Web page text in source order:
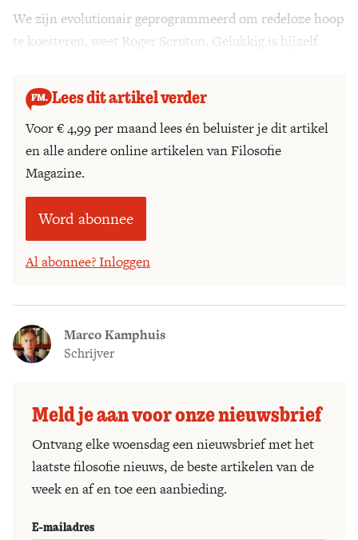
Zoek
We zijn evolutionair geprogrammeerd om redeloze hoop
te koesteren, weet Roger Scruton. Gelukkig is hijzelf
Lees dit artikel verder
Voor € 4,99 per maand lees én beluister je dit artikel
en alle andere online artikelen van Filosofie
Magazine.
Word abonnee
Al abonnee? Inloggen
Marco Kamphuis
Schrijver
Meld je aan voor onze nieuwsbrief
Ontvang elke woensdag een nieuwsbrief met het
laatste filosofie nieuws, de beste artikelen van de
week en af en toe een aanbieding.
E-mailadres